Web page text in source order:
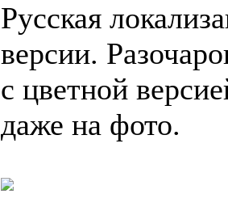
Русская
версии.
с цветной
даже на фото.